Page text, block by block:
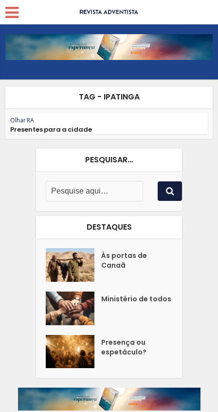
TAG - IPATINGA
Olhar RA
Presentes para a cidade
PESQUISAR…
DESTAQUES
Às portas de
Canaã
Ministério de todos
Presença ou
espetáculo?